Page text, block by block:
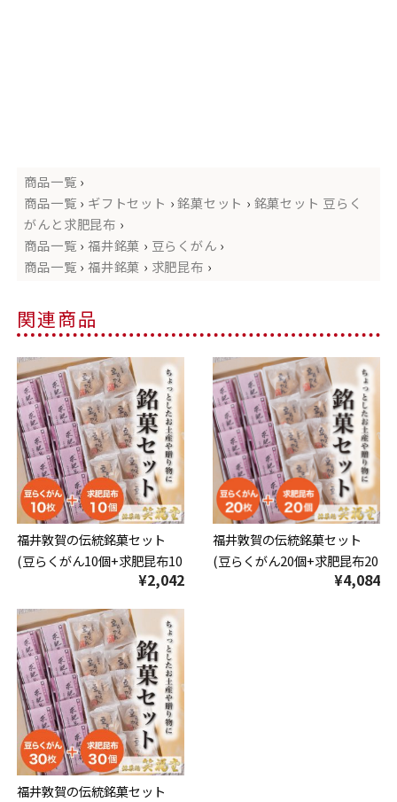
商品一覧 ›
商品一覧 › ギフトセット ›銘菓セット › 銘菓セット 豆らく
がんと求肥昆布 ›
商品一覧 › 福井銘菓 › 豆らくがん ›
商品一覧 › 福井銘菓 › 求肥昆布 ›
関連商品
福井敦賀の伝統銘菓セット
(豆らくがん10個+求肥昆布10
枚) 【かたいお菓子】 [ 和菓子
ゼント 贈り物 おやつ お土産
手土産 福井 福井銘菓 福井土
産 ]
¥2,042
福井敦賀の伝統銘菓セット
(豆らくがん20個+求肥昆布20
枚) 【かたいお菓子】 [ 和菓子
¥4,084
福井敦賀の伝統銘菓セット